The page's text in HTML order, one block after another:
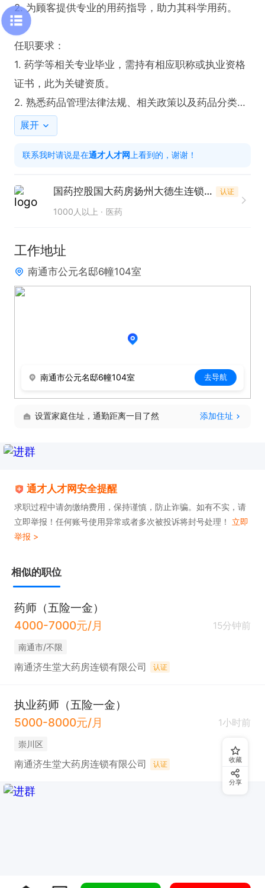
2. 为顾客提供专业的用药指导，助力其科学用药。
任职要求：
1. 药学等相关专业毕业，需持有相应职称或执业资格
证书，此为关键资质。
2. 熟悉药品管理法律法规、相关政策以及药品分类和
质量管理知识，具备扎实的专业素养。
福利待遇：提供五险一金、节日福利、加班补助、免
应聘方式：先点击投简历，再打电话联系。联系时请
说是在通才人才网看到的。
展开
联系我时请说是在通才人才网 上看到的，谢谢！
国药控股国大药房扬州大德生连锁有限公司南通北大街店 认证
1000人以上 医药
工作地址
南通市公元名邸6幢104室
南通市公元名邸6幢104室 去导航
设置家庭住址，通勤距离一目了然 添加住址
通才人才网安全提醒
求职过程中请勿缴纳费用，保持谨慎，防止诈骗。如有不实，请
立即举报！任何账号使用异常或者多次被投诉将封号处理！ 立即
举报 >
相似的职位
药师（五险一金）
4000-7000元/月
15分钟前
南通市/不限
南通济生堂大药房连锁有限公司 认证
执业药师（五险一金）
5000-8000元/月
1小时前
崇川区
南通济生堂大药房连锁有限公司 认证 收藏
分享